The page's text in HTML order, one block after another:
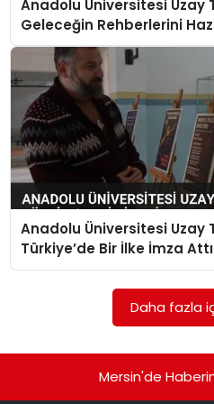
EKONOMI
MAGAZIN
DÜNYA
OTOMOBIL
Anadolu Üniversitesi Uzay
Geleceğin Rehberlerini
Anadolu Üniversitesi Uzay
Türkiye’de Bir İlke İmza Attı
Daha fazla
Mersin'de